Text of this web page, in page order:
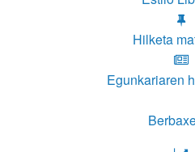
Hilketa
Egunkariaren